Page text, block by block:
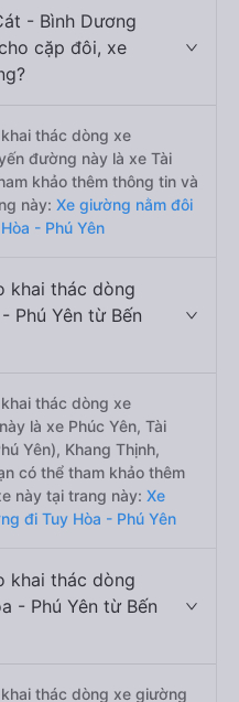
- Bình Dương
cặp đôi, xe
thác dòng xe
đường này là xe Tài
khảo thêm thông tin và
này: Xe giường nằm đôi
- Phú Yên
khai thác dòng
Phú Yên từ Bến
thác dòng xe
là xe Phúc Yên, Tài
Yên), Khang Thịnh,
có thể tham khảo thêm
này tại trang này: Xe
đi Tuy Hòa - Phú Yên
khai thác dòng
- Phú Yên từ Bến
thác dòng xe giường